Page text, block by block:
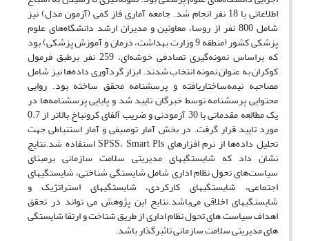
اطلاعاتی با 18 نفر انجام شد. جامعه آماری فاز کمی (آزمون مدل) نیز
شامل 800 نفر از روسا، معاونین و مدیران ارشد دانشگاه‌های علوم
پزشکی کشور (منطقه 9 وزارت بهداشت، درمان و آموزش پزشکی) بود
که براساس نمونه‌گیری تصادفی خوشه‌ای، 259 نفر برطبق فرمول
کوکران به عنوان نمونه انتخاب شدند. ابزار گردآوری داده‌ها نیز شامل
مصاحبه نیمه‌ساختاریافته و پرسشنامه محقق ساخته بود. روایی
محتوایی پرسشنامه‌ توسط خبرگان تایید شد و پایایی پرسشنامه‌ها در
یک مطالعه مقدماتی با 30 آزمودنی و ضریب آلفای کرونباخ بالاتر از 0.7
مورد تایید قرار گرفت. در بخش آمار توصیفی و آمار استنباطی جهت
تحلیل داده‌ها از نرم افزارهای SPSS، Smart Pls استفاده شد.نتایج
نشان داد که شایستگیهای مدیریتی سلامت سازمانی برمبنای
سیاست‌های تحول نظام اداری شامل شایستگی شناختی، شایستگیهای
اجتماعی، شایستگیهای کارکردی، شایستگیهای استراتژیک و
شایستگیهای اخلاقی می‌باشد.نتایح این پژوهش می تواند در تحقق
اهداف سیاست های تحول نظام اداری از طریق شناخت و ارتقا شایستگی
های مدیریتی سلامت سازمانی تاثیرگذار باشد.